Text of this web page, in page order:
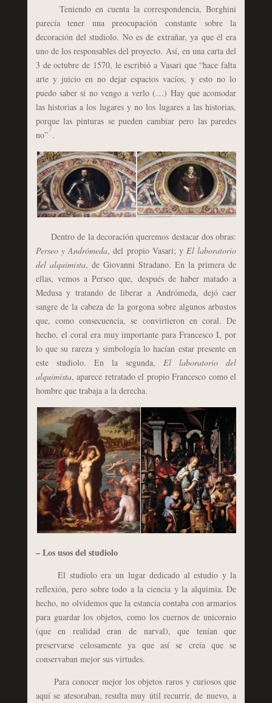
Teniendo en cuenta la correspondencia, Borghini
parecía tener una preocupación constante sobre la
decoración del studiolo. No es de extrañar, ya que él era
uno de los responsables del proyecto. Así, en una carta del
3 de octubre de 1570, le escribió a Vasari que “hace falta
arte y juicio en no dejar espacios vacíos, y esto no lo
puedo saber si no vengo a verlo (…) Hay que acomodar
las historias a los lugares y no los lugares a las historias,
porque las pinturas se pueden cambiar pero las paredes
no”
7
.
Dentro de la decoración queremos destacar dos obras:
Perseo y Andrómeda, del propio Vasari; yEl laboratorio
del alquimista, de Giovanni Stradano. En la primera de
ellas, vemos a Perseo que, después de haber matado a
Medusa y tratando de liberar a Andrómeda, dejó caer
sangre de la cabeza de la gorgona sobre algunos arbustos
que, como consecuencia, se convirtieron en coral. De
hecho, el coral era muy importante para Francesco I, por
lo que su rareza y simbología lo hacían estar presente en
este studiolo. En la segunda,El laboratorio del
alquimista, aparece retratado el propio Francesco como el
hombre que trabaja a la derecha.
–Los usos del studiolo
El studiolo era un lugar dedicado al estudio y la
reflexión, pero sobre todo a la ciencia y la alquimia. De
hecho, no olvidemos que la estancia contaba con armarios
para guardar los objetos, como los cuernos de unicornio
(que en realidad eran de narval), que tenían que
preservarse celosamente ya que así se creía que se
conservaban mejor sus virtudes.
Para conocer mejor los objetos raros y curiosos que
aquí se atesoraban, resulta muy útil recurrir, de nuevo, a